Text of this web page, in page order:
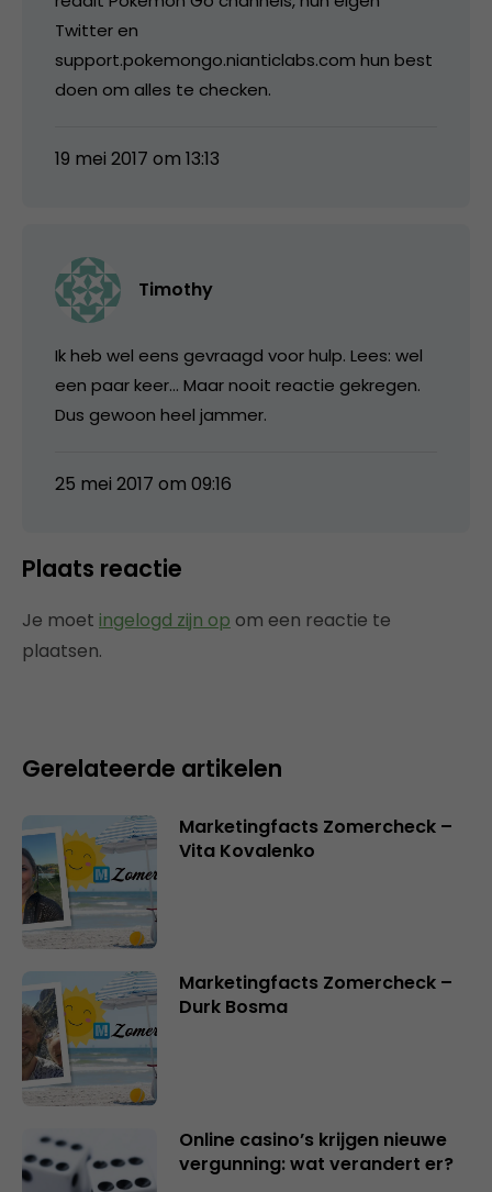
Twitter en
support.pokemongo.nianticlabs.com hun best
doen om alles te checken.
19 mei 2017 om 13:13
Timothy
Ik heb wel eens gevraagd voor hulp. Lees: wel
een paar keer… Maar nooit reactie gekregen.
Dus gewoon heel jammer.
25 mei 2017 om 09:16
Plaats reactie
Je moet ingelogd zijn op om een reactie te
plaatsen.
Gerelateerde artikelen
Marketingfacts Zomercheck –
Vita Kovalenko
Marketingfacts Zomercheck –
Durk Bosma
Online casino’s krijgen nieuwe
vergunning: wat verandert er?